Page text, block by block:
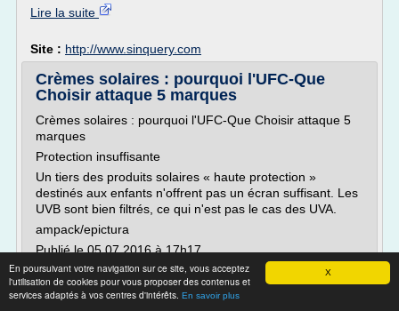
X
En poursuivant votre navigation sur ce site, vous acceptez
l'utilisation de cookies pour vous proposer des contenus et
services adaptés à vos centres d'intérêts. En savoir plus
Lire la suite
Site : http://www.sinquery.com
Crèmes solaires : pourquoi l'UFC-Que
Choisir attaque 5 marques
Crèmes solaires : pourquoi l'UFC-Que Choisir attaque 5
marques
Protection insuffisante
Un tiers des produits solaires « haute protection »
destinés aux enfants n'offrent pas un écran suffisant. Les
UVB sont bien filtrés, ce qui n'est pas le cas des UVA.
ampack/epictura
Publié le 05.07.2016 à 17h17
A A
UFC-Que-Choisir